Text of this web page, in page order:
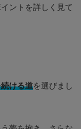
ントを詳しく見て
ける道を選びまし